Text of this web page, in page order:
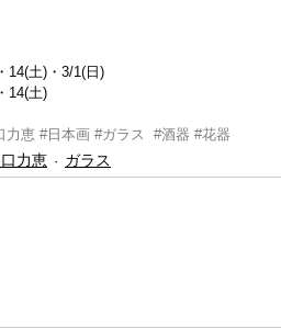
14(土)・3/1(日)
14(土)
力恵 #日本画 #ガラス #酒器 #花器
力恵 ガラス